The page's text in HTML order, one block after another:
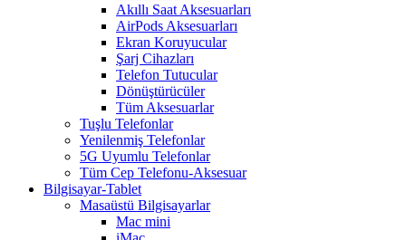
Akıllı Saat Aksesuarları
AirPods Aksesuarları
Ekran Koruyucular
Şarj Cihazları
Telefon Tutucular
Dönüştürücüler
Tüm Aksesuarlar
Tuşlu Telefonlar
Yenilenmiş Telefonlar
5G Uyumlu Telefonlar
Tüm Cep Telefonu-Aksesuar
Bilgisayar-Tablet
Masaüstü Bilgisayarlar
Mac mini